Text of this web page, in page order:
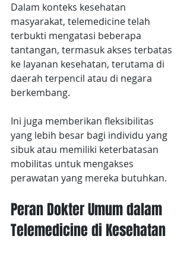
Dalam konteks kesehatan
masyarakat, telemedicine telah
terbukti mengatasi beberapa
tantangan, termasuk akses terbatas
ke layanan kesehatan, terutama di
daerah terpencil atau di negara
berkembang.
Ini juga memberikan fleksibilitas
yang lebih besar bagi individu yang
sibuk atau memiliki keterbatasan
mobilitas untuk mengakses
perawatan yang mereka butuhkan.
Peran Dokter Umum dalam
Telemedicine di Kesehatan